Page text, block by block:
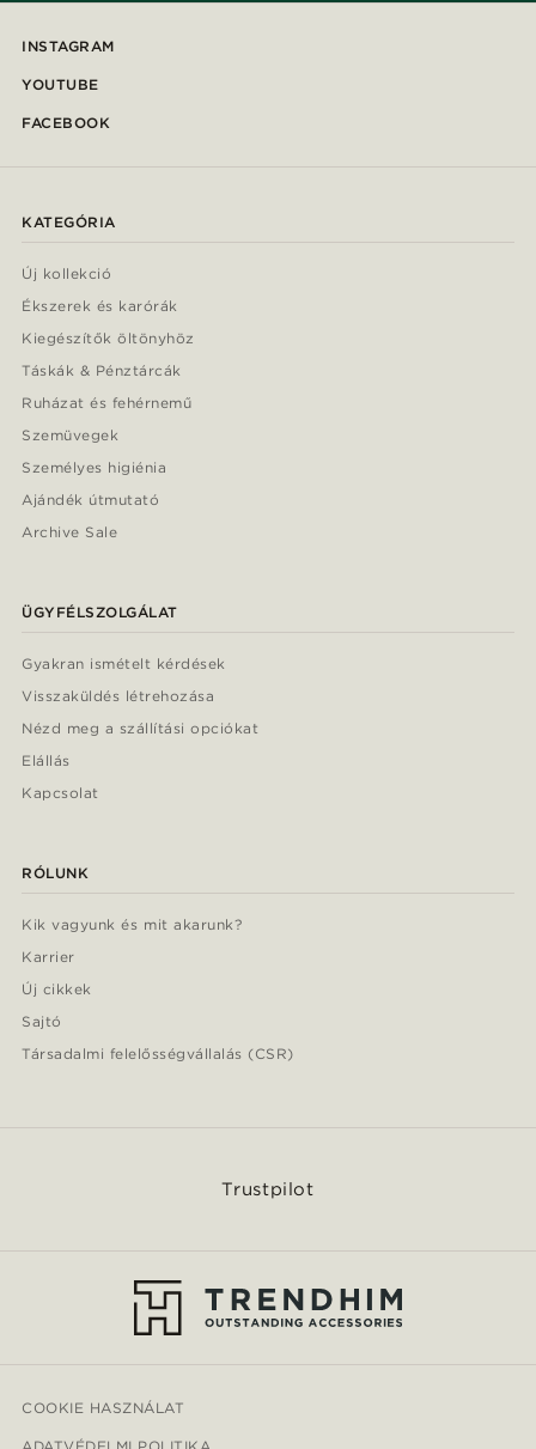
INSTAGRAM
YOUTUBE
FACEBOOK
KATEGÓRIA
Új kollekció
Ékszerek és karórák
Kiegészítők öltönyhöz
Táskák & Pénztárcák
Ruházat és fehérnemű
Szemüvegek
Személyes higiénia
Ajándék útmutató
Archive Sale
ÜGYFÉLSZOLGÁLAT
Gyakran ismételt kérdések
Visszaküldés létrehozása
Nézd meg a szállítási opciókat
Elállás
Kapcsolat
RÓLUNK
Kik vagyunk és mit akarunk?
Karrier
Új cikkek
Sajtó
Társadalmi felelősségvállalás (CSR)
Trustpilot
COOKIE HASZNÁLAT